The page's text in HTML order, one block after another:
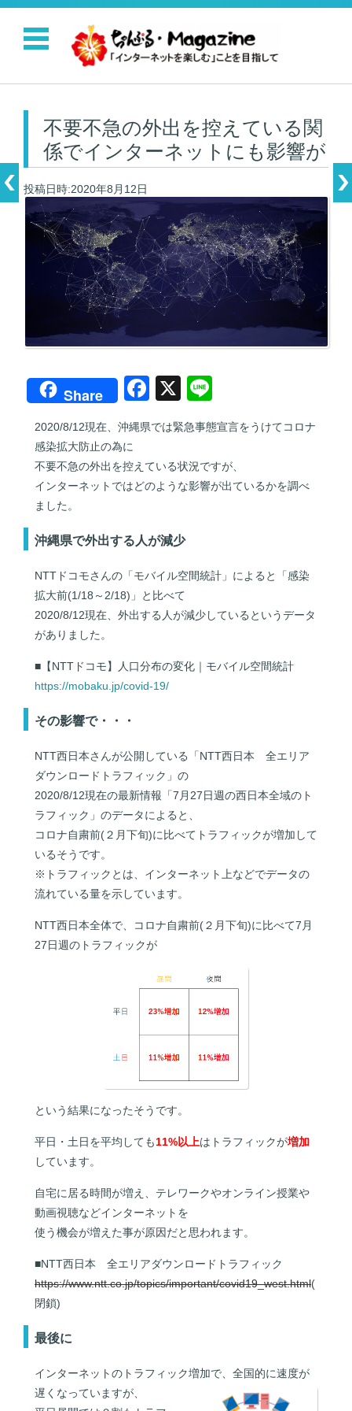
コンテンツに移動
不要不急の外出を控えている関
係でインターネットにも影響が
投稿日時:2020年8月12日
Share
F
c
e
b
o
k
X
n
e
2020/8/12現在、沖縄県では緊急事態宣言をうけてコロナ
感染拡大防止の為に
不要不急の外出を控えている状況ですが、
インターネットではどのような影響が出ているかを調べ
ました。
沖縄県で外出する人が減少
NTTドコモさんの「モバイル空間統計」によると「感染
拡大前(1/18～2/18)」と比べて
2020/8/12現在、外出する人が減少しているというデータ
がありました。
■【NTTドコモ】人口分布の変化｜モバイル空間統計
https://mobaku.jp/covid-19/
その影響で・・・
NTT西日本さんが公開している「NTT西日本 全エリア
ダウンロードトラフィック」の
2020/8/12現在の最新情報「7月27日週の西日本全域のト
ラフィック」のデータによると、
コロナ自粛前(２月下旬)に比べてトラフィックが増加して
いるそうです。
※トラフィックとは、インターネット上などでデータの
流れている量を示しています。
NTT西日本全体で、コロナ自粛前(２月下旬)に比べて7月
27日週のトラフィックが
という結果になったそうです。
平日・土日を平均しても11%以上はトラフィックが増加
しています。
自宅に居る時間が増え、テレワークやオンライン授業や
動画視聴などインターネットを
使う機会が増えた事が原因だと思われます。
■NTT西日本 全エリアダウンロードトラフィック
https://www.ntt.co.jp/topics/important/covid19_west.html(
閉鎖)
最後に
インターネットのトラフィック増加で、全国的に速度が
遅くなっていますが、